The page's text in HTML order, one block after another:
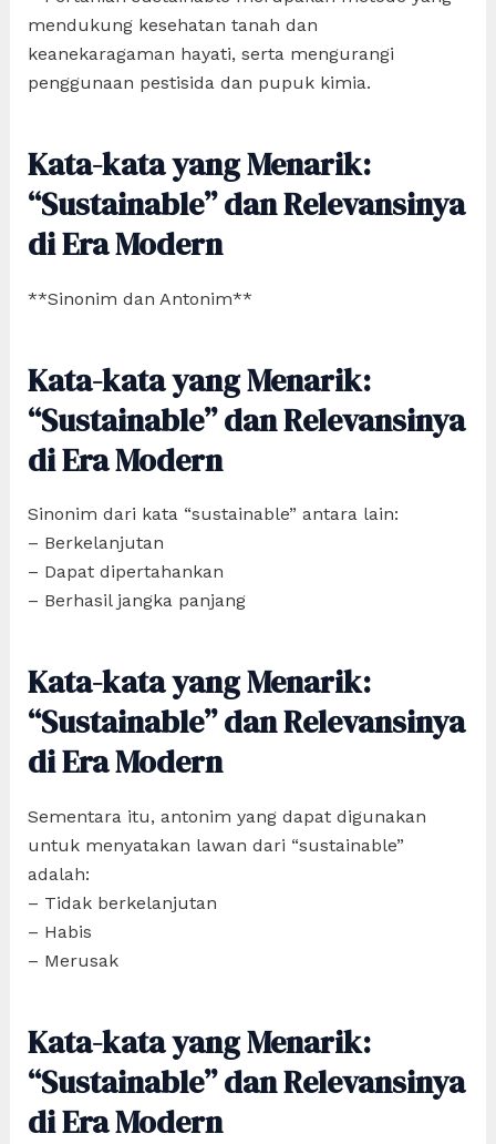
mendukung kesehatan tanah dan
keanekaragaman hayati, serta mengurangi
penggunaan pestisida dan pupuk kimia.
Kata-kata yang Menarik:
“Sustainable” dan Relevansinya
di Era Modern
**Sinonim dan Antonim**
Kata-kata yang Menarik:
“Sustainable” dan Relevansinya
di Era Modern
Sinonim dari kata “sustainable” antara lain:
– Berkelanjutan
– Dapat dipertahankan
– Berhasil jangka panjang
Kata-kata yang Menarik:
“Sustainable” dan Relevansinya
di Era Modern
Sementara itu, antonim yang dapat digunakan
untuk menyatakan lawan dari “sustainable”
adalah:
– Tidak berkelanjutan
– Habis
– Merusak
Kata-kata yang Menarik:
“Sustainable” dan Relevansinya
di Era Modern